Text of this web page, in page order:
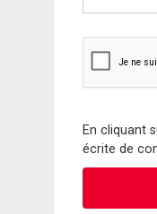
En cliquant
écrite de